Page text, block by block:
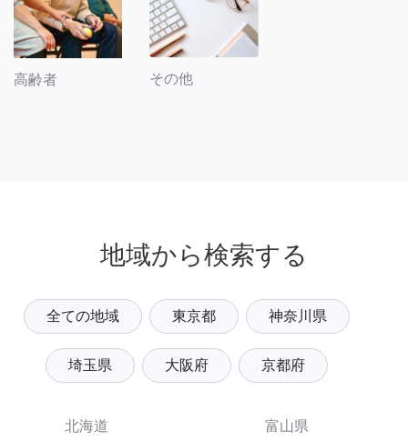
高齢者 その他
地域から検索する
全ての地域 東京都 神奈川県
埼玉県 大阪府 京都府
北海道
富山県